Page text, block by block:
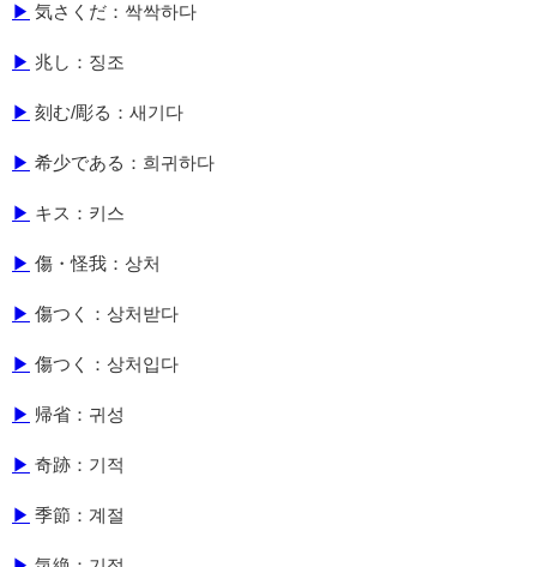
▶ 気さくだ：싹싹하다
▶ 兆し：징조
▶ 刻む/彫る：새기다
▶ 希少である：희귀하다
▶ キス：키스
▶ 傷・怪我：상처
▶ 傷つく：상처받다
▶ 傷つく：상처입다
▶ 帰省：귀성
▶ 奇跡：기적
▶ 季節：계절